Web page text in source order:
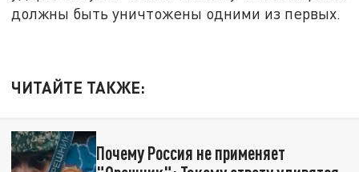
должны быть уничтожены одними из первых.
ЧИТАЙТЕ ТАКЖЕ:
Почему Россия не применяет